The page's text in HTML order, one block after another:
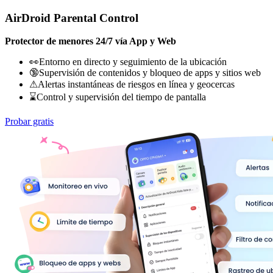
AirDroid Parental Control
Protector de menores 24/7 vía App y Web
👀Entorno en directo y seguimiento de la ubicación
🔞Supervisión de contenidos y bloqueo de apps y sitios web
⚠Alertas instantáneas de riesgos en línea y geocercas
⌛Control y supervisión del tiempo de pantalla
Probar gratis